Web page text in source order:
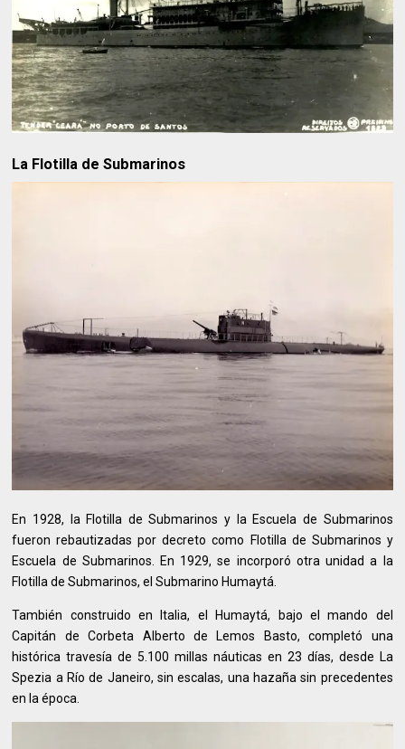
La Flotilla de Submarinos
En 1928, la Flotilla de Submarinos y la Escuela de Submarinos
fueron rebautizadas por decreto como Flotilla de Submarinos y
Escuela de Submarinos. En 1929, se incorporó otra unidad a la
Flotilla de Submarinos, el Submarino Humaytá.
También construido en Italia, el Humaytá, bajo el mando del
Capitán de Corbeta Alberto de Lemos Basto, completó una
histórica travesía de 5.100 millas náuticas en 23 días, desde La
Spezia a Río de Janeiro, sin escalas, una hazaña sin precedentes
en la época.